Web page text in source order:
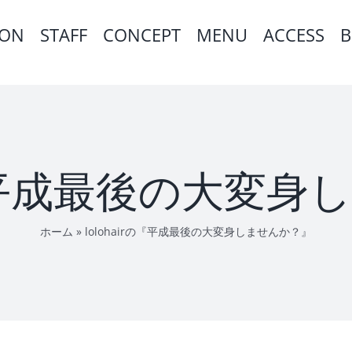
STAFF CONCEPT MENU ACCESS
最後の大変身
ホーム » lolohairの『平成最後の大変身しませんか？』